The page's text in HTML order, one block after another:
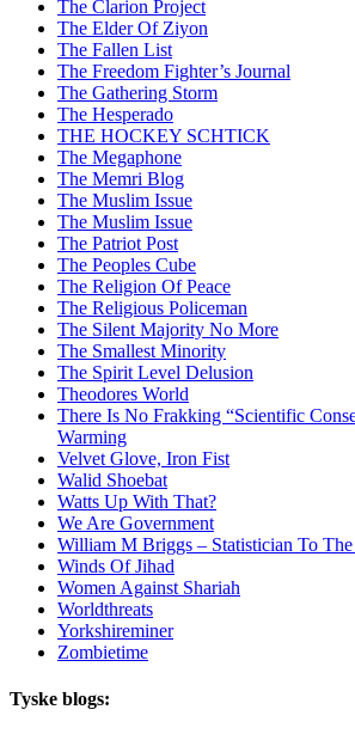
The Clarion Project
The Elder Of Ziyon
The Fallen List
The Freedom Fighter’s Journal
The Gathering Storm
The Hesperado
THE HOCKEY SCHTICK
The Megaphone
The Memri Blog
The Muslim Issue
The Muslim Issue
The Patriot Post
The Peoples Cube
The Religion Of Peace
The Religious Policeman
The Silent Majority No More
The Smallest Minority
The Spirit Level Delusion
Theodores World
There Is No Frakking “Scientific
Warming
Velvet Glove, Iron Fist
Walid Shoebat
Watts Up With That?
We Are Government
William M Briggs – Statistician To The
Winds Of Jihad
Women Against Shariah
Worldthreats
Yorkshireminer
Zombietime
Tyske blogs: